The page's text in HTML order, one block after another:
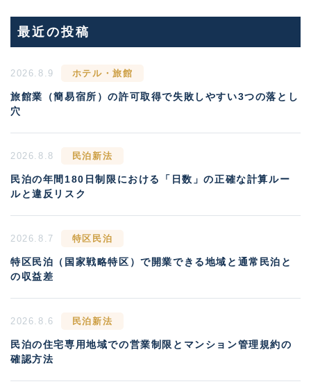
最近の投稿
2026.8.9 ホテル・旅館
旅館業（簡易宿所）の許可取得で失敗しやすい3つの落とし
穴
2026.8.8 民泊新法
民泊の年間180日制限における「日数」の正確な計算ルー
ルと違反リスク
2026.8.7 特区民泊
特区民泊（国家戦略特区）で開業できる地域と通常民泊と
の収益差
2026.8.6 民泊新法
民泊の住宅専用地域での営業制限とマンション管理規約の
確認方法